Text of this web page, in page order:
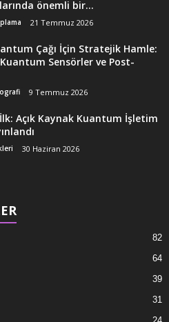
önemli bir...
21 Temmuz 2026
Çağı İçin Stratejik Hamle:
Sensörler ve Post-
9 Temmuz 2026
Açık Kaynak Kuantum İşletim
30 Haziran 2026
82
64
39
31